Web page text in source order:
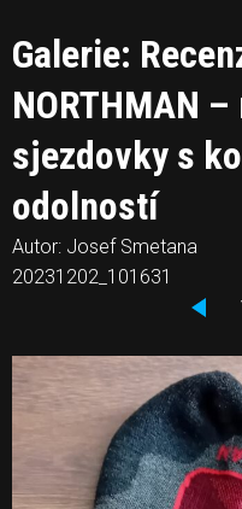
Galerie:
NORTHMAN
sjezdovky s
odolností
Autor: Josef Smetana
20231202_101631